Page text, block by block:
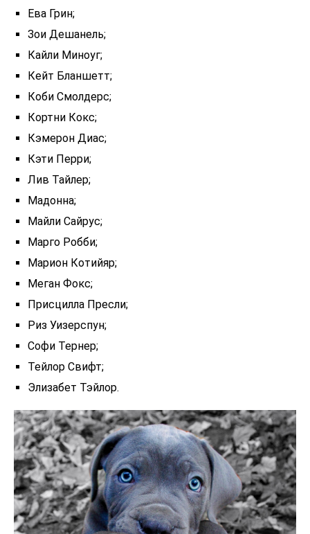
Ева Грин;
Зои Дешанель;
Кайли Миноуг;
Кейт Бланшетт;
Коби Смолдерс;
Кортни Кокс;
Кэмерон Диас;
Кэти Перри;
Лив Тайлер;
Мадонна;
Майли Сайрус;
Марго Робби;
Марион Котийяр;
Меган Фокс;
Присцилла Пресли;
Риз Уизерспун;
Софи Тернер;
Тейлор Свифт;
Элизабет Тэйлор.